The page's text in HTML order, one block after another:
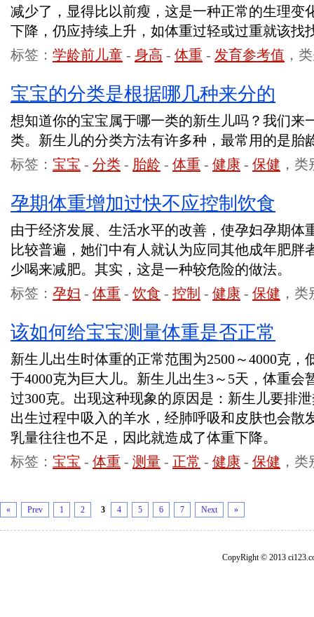
减少了，显得比以前瘦，这是一种正常的生理变
下降，仍应持续上升，如体重过轻或过重就该找
标签： 学龄前儿童 - 身高 - 体重 - 发育参考值 ，
宝宝的分类是根据哪几种来分的
想知道你的宝宝属于哪一类的新生儿吗？我们来
类。新生儿的分类方法有许多种，最常用的是胎
标签： 宝宝 - 分类 - 胎龄 - 体重 - 健康 - 保健 ，
孕期体重增加过快不应控制饮食
由于经济发展、生活水平的改善，使孕妇孕期体
比较普遍，她们中有人就认为应同其他成年肥胖
少喝来减肥。其实，这是一种较危险的做法。
标签： 孕妇 - 体重 - 饮食 - 控制 - 健康 - 保健 ，
该如何给宝宝测量体重是否正常
新生儿出生时体重的正常范围为2500～4000克，
于4000克为巨大儿。新生儿出生3～5天，体重会
过300克。出现这种现象的原因是：新生儿要排
出生过程中吸入的羊水，经肺呼吸和皮肤也会散
乳量往往也不足，因此就造成了体重下降。
标签： 宝宝 - 体重 - 测量 - 正常 - 健康 - 保健 ，
« Prev 1 2 3 4 5 6 7 Next »
CopyRight © 2013